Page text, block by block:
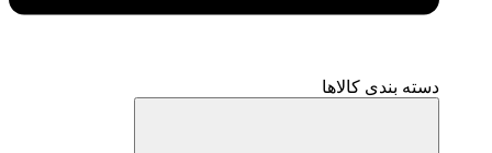
دسته بندی کالاها